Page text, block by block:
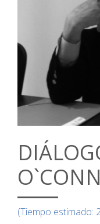
(Tiempo estimado: